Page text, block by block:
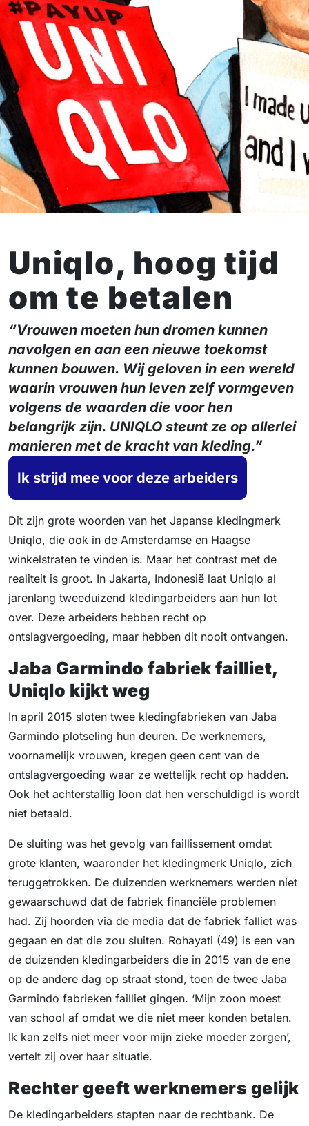
Uniqlo, hoog tijd
om te betalen
“Vrouwen moeten hun dromen kunnen
navolgen en aan een nieuwe toekomst
kunnen bouwen. Wij geloven in een wereld
waarin vrouwen hun leven zelf vormgeven
volgens de waarden die voor hen
belangrijk zijn. UNIQLO steunt ze op allerlei
manieren met de kracht van kleding.”
Ik strijd mee voor deze arbeiders
Dit zijn grote woorden van het Japanse kledingmerk
Uniqlo, die ook in de Amsterdamse en Haagse
winkelstraten te vinden is. Maar het contrast met de
realiteit is groot. In Jakarta, Indonesië laat Uniqlo al
jarenlang tweeduizend kledingarbeiders aan hun lot
over. Deze arbeiders hebben recht op
ontslagvergoeding, maar hebben dit nooit ontvangen.
Jaba Garmindo fabriek failliet,
Uniqlo kijkt weg
In april 2015 sloten twee kledingfabrieken van Jaba
Garmindo plotseling hun deuren. De werknemers,
voornamelijk vrouwen, kregen geen cent van de
ontslagvergoeding waar ze wettelijk recht op hadden.
Ook het achterstallig loon dat hen verschuldigd is wordt
niet betaald.
De sluiting was het gevolg van faillissement omdat
grote klanten, waaronder het kledingmerk Uniqlo, zich
teruggetrokken. De duizenden werknemers werden niet
gewaarschuwd dat de fabriek financiële problemen
had. Zij hoorden via de media dat de fabriek falliet was
gegaan en dat die zou sluiten. Rohayati (49) is een van
de duizenden kledingarbeiders die in 2015 van de ene
op de andere dag op straat stond, toen de twee Jaba
Garmindo fabrieken failliet gingen. ‘Mijn zoon moest
van school af omdat we die niet meer konden betalen.
Ik kan zelfs niet meer voor mijn zieke moeder zorgen’,
vertelt zij over haar situatie.
Rechter geeft werknemers gelijk
De kledingarbeiders stapten naar de rechtbank. De